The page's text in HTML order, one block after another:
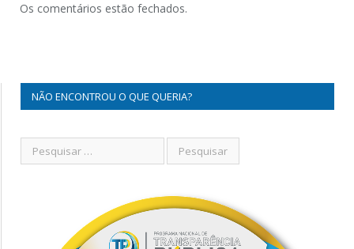
Os comentários estão fechados.
NÃO ENCONTROU O QUE QUERIA?